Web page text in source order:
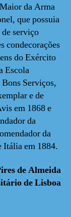
da Arma
que possuia
de serviço
condecorações
do Exército
Escola
Serviços,
e de
em 1868 e
da
da
Itália em 1884.
de Almeida
de Lisboa